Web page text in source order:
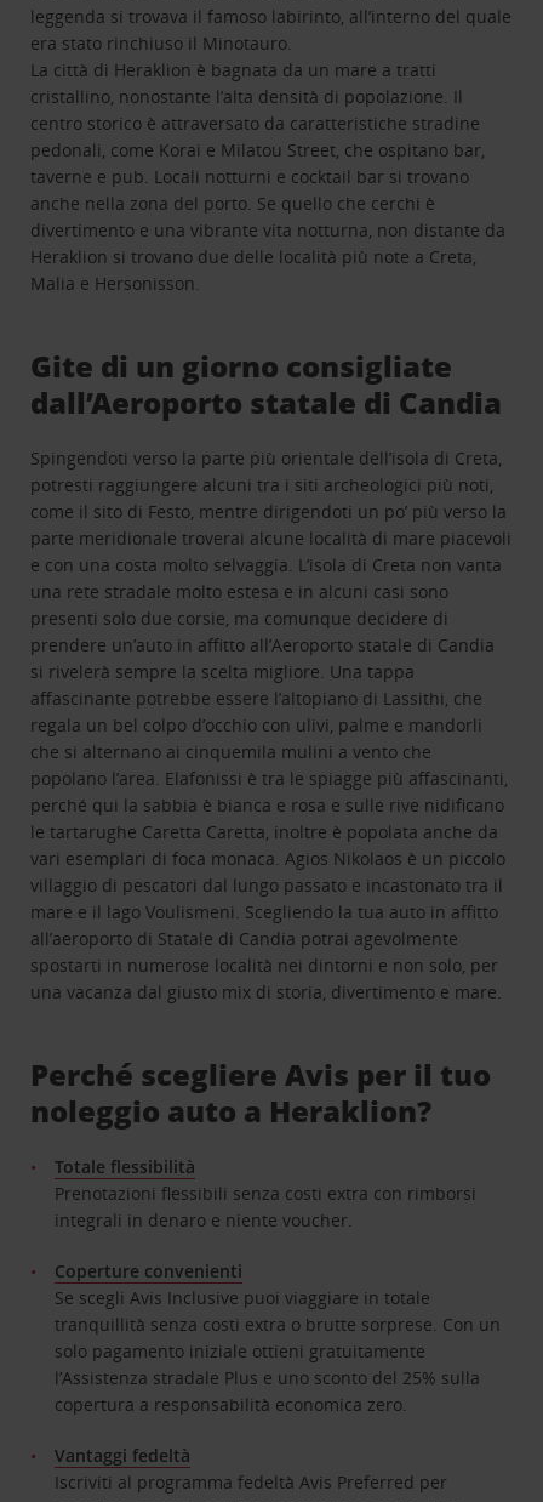
leggenda si trovava il famoso labirinto, all’interno del quale
era stato rinchiuso il Minotauro.
La città di Heraklion è bagnata da un mare a tratti
cristallino, nonostante l’alta densità di popolazione. Il
centro storico è attraversato da caratteristiche stradine
pedonali, come Korai e Milatou Street, che ospitano bar,
taverne e pub. Locali notturni e cocktail bar si trovano
anche nella zona del porto. Se quello che cerchi è
divertimento e una vibrante vita notturna, non distante da
Heraklion si trovano due delle località più note a Creta,
Malia e Hersonisson.
Gite di un giorno consigliate
dall’Aeroporto statale di Candia
Spingendoti verso la parte più orientale dell’isola di Creta,
potresti raggiungere alcuni tra i siti archeologici più noti,
come il sito di Festo, mentre dirigendoti un po’ più verso la
parte meridionale troverai alcune località di mare piacevoli
e con una costa molto selvaggia. L’isola di Creta non vanta
una rete stradale molto estesa e in alcuni casi sono
presenti solo due corsie, ma comunque decidere di
prendere un’auto in affitto all’Aeroporto statale di Candia
si rivelerà sempre la scelta migliore. Una tappa
affascinante potrebbe essere l’altopiano di Lassithi, che
regala un bel colpo d’occhio con ulivi, palme e mandorli
che si alternano ai cinquemila mulini a vento che
popolano l’area. Elafonissi è tra le spiagge più affascinanti,
perché qui la sabbia è bianca e rosa e sulle rive nidificano
le tartarughe Caretta Caretta, inoltre è popolata anche da
vari esemplari di foca monaca. Agios Nikolaos è un piccolo
villaggio di pescatori dal lungo passato e incastonato tra il
mare e il lago Voulismeni. Scegliendo la tua auto in affitto
all’aeroporto di Statale di Candia potrai agevolmente
spostarti in numerose località nei dintorni e non solo, per
una vacanza dal giusto mix di storia, divertimento e mare.
Perché scegliere Avis per il tuo
noleggio auto a Heraklion?
Totale flessibilità
Prenotazioni flessibili senza costi extra con rimborsi
integrali in denaro e niente voucher.
Coperture convenienti
Se scegli Avis Inclusive puoi viaggiare in totale
tranquillità senza costi extra o brutte sorprese. Con un
solo pagamento iniziale ottieni gratuitamente
l’Assistenza stradale Plus e uno sconto del 25% sulla
copertura a responsabilità economica zero.
Vantaggi fedeltà
Iscriviti al programma fedeltà Avis Preferred per